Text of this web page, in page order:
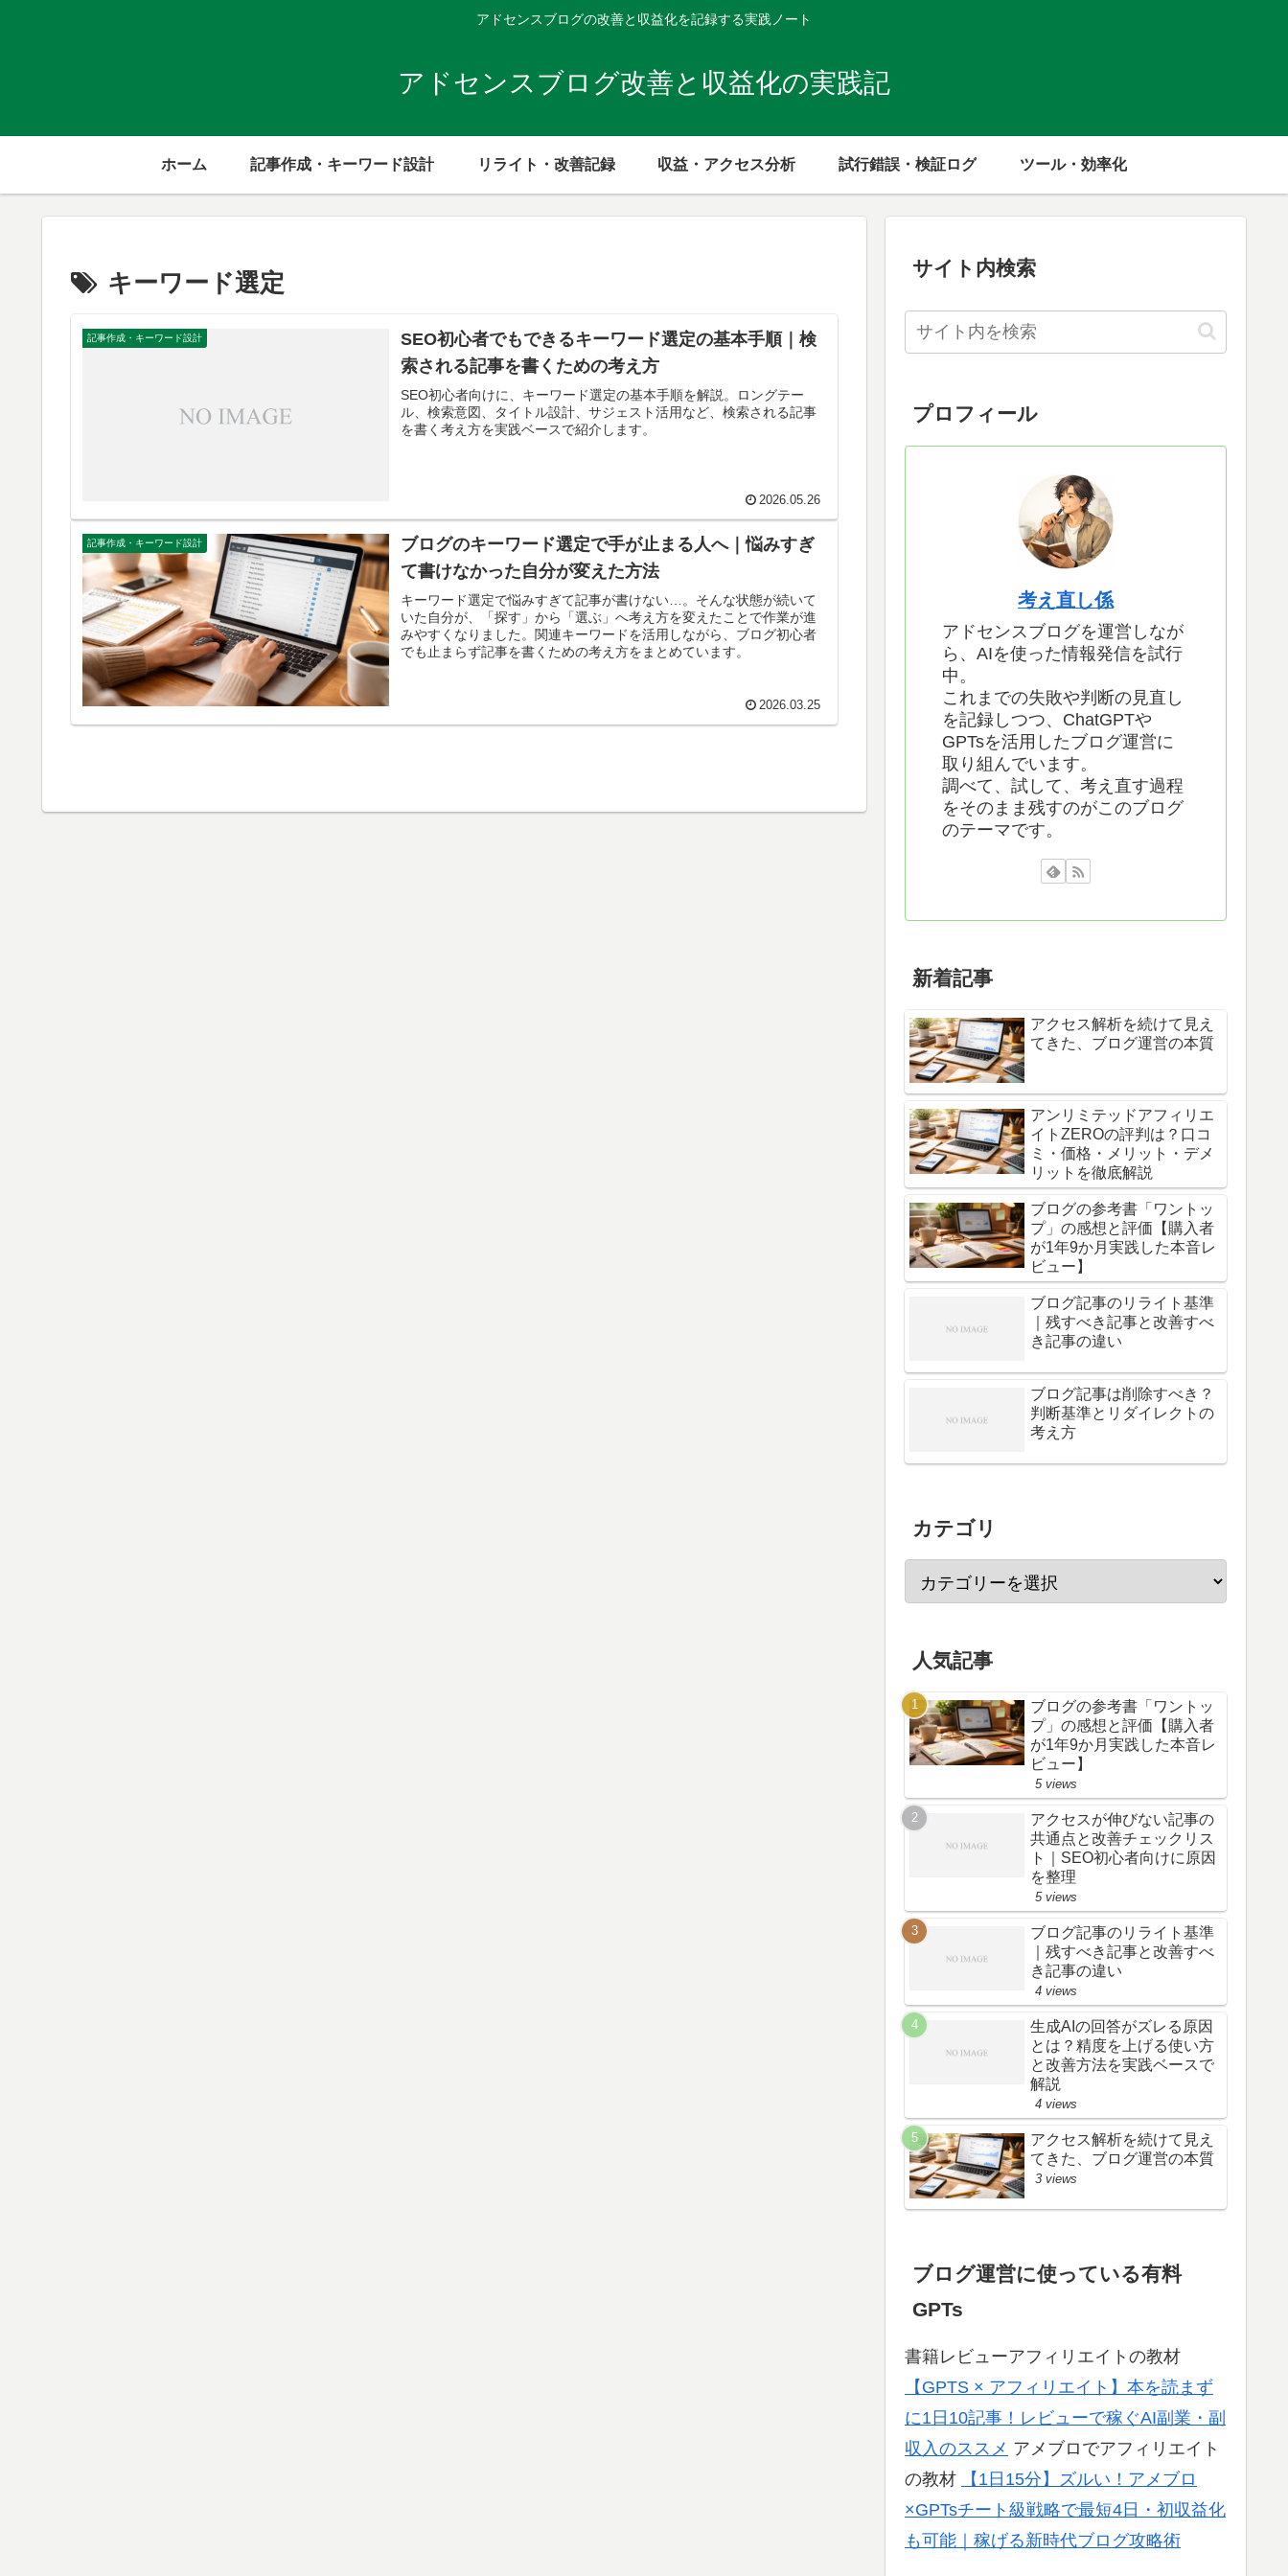
アドセンスブログの改善と収益化を記録する実践ノート
アドセンスブログ改善と収益化の実践記
ホーム 記事作成・キーワード設計 リライト・改善記録 収益・アクセス分析 試行錯誤・検証ログ ツール・効率化
キーワード選定
記事作成・キーワード設計
SEO初心者でもできるキーワード選定の基本手順｜検
索される記事を書くための考え方
SEO初心者向けに、キーワード選定の基本手順を解説。ロングテー
ル、検索意図、タイトル設計、サジェスト活用など、検索される記事
を書く考え方を実践ベースで紹介します。
2026.05.26
記事作成・キーワード設計
ブログのキーワード選定で手が止まる人へ｜悩みすぎ
て書けなかった自分が変えた方法
キーワード選定で悩みすぎて記事が書けない…。そんな状態が続いて
いた自分が、「探す」から「選ぶ」へ考え方を変えたことで作業が進
みやすくなりました。関連キーワードを活用しながら、ブログ初心者
でも止まらず記事を書くための考え方をまとめています。
2026.03.25
サイト内検索
プロフィール
考え直し係
アドセンスブログを運営しなが
ら、AIを使った情報発信を試行
中。
これまでの失敗や判断の見直し
を記録しつつ、ChatGPTや
GPTsを活用したブログ運営に
取り組んでいます。
調べて、試して、考え直す過程
をそのまま残すのがこのブログ
のテーマです。
新着記事
アクセス解析を続けて見え
てきた、ブログ運営の本質
アンリミテッドアフィリエ
イトZEROの評判は？口コ
ミ・価格・メリット・デメ
リットを徹底解説
ブログの参考書「ワントッ
プ」の感想と評価【購入者
が1年9か月実践した本音レ
ビュー】
ブログ記事のリライト基準
｜残すべき記事と改善すべ
き記事の違い
ブログ記事は削除すべき？
判断基準とリダイレクトの
考え方
カテゴリ
人気記事
ブログの参考書「ワントッ
プ」の感想と評価【購入者
が1年9か月実践した本音レ
ビュー】
5 views
アクセスが伸びない記事の
共通点と改善チェックリス
ト｜SEO初心者向けに原因
を整理
5 views
ブログ記事のリライト基準
｜残すべき記事と改善すべ
き記事の違い
4 views
生成AIの回答がズレる原因
とは？精度を上げる使い方
と改善方法を実践ベースで
解説
4 views
アクセス解析を続けて見え
てきた、ブログ運営の本質
3 views
ブログ運営に使っている有料
GPTs
書籍レビューアフィリエイトの教材
【GPTS × アフィリエイト】本を読まず
に1日10記事！レビューで稼ぐAI副業・副
収入のススメ アメブロでアフィリエイト
の教材
【1日15分】ズルい！アメブロ
×GPTsチート級戦略で最短4日・初収益化
も可能｜稼げる新時代ブログ攻略術